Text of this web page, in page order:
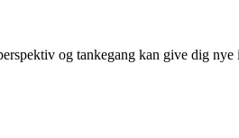
og tankegang kan give dig